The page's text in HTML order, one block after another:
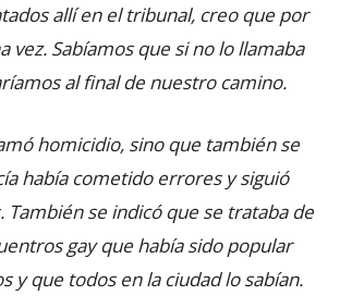
allí en el tribunal, creo que por
vez. Sabíamos que si no lo llamaba
al final de nuestro camino.
homicidio, sino que también se
había cometido errores y siguió
También se indicó que se trataba de
gay que había sido popular
y que todos en la ciudad lo sabían.